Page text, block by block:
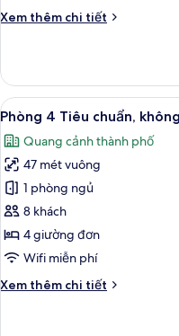
thuốc
Floor)
Xem thêm chi tiết
Chi
Phòng
Deluxe,
không
hút
thuốc
(25th-
29th
Floor)
Xem
tất
cả
ảnh
Phòng
4
Tiêu
chuẩn,
hút
8
Phòng 4 Tiêu chuẩn,
Quang cảnh thành phố
47 mét vuông
1 phòng ngủ
8 khách
4 giường đơn
Wifi miễn phí
Xem thêm chi tiết
Chi